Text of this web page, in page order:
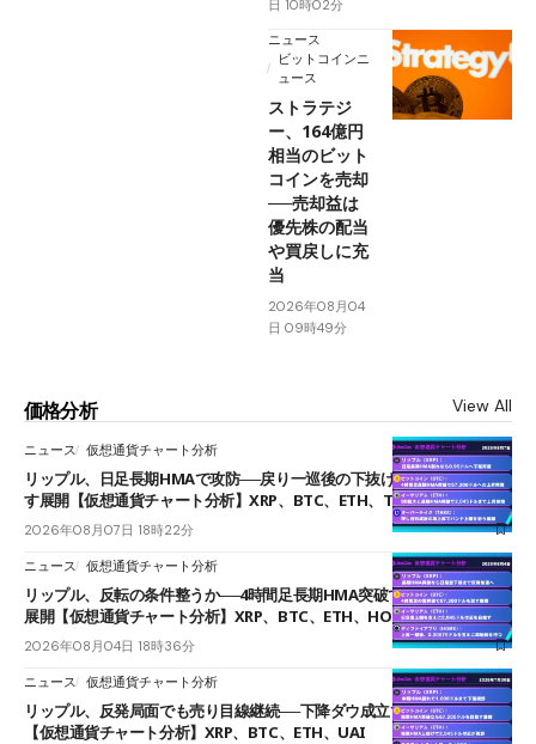
日 10時02分
ニュース
ビットコインニ
ュース
ストラテジ
ー、164億円
相当のビット
コインを売却
──売却益は
優先株の配当
や買戻しに充
当
2026年08月04
日 09時49分
価格分析 View All
ニュース 仮想通貨チャート分析
リップル、日足長期HMAで攻防──戻り一巡後の下抜けで0.95ドルを試
す展開【仮想通貨チャート分析】XRP、BTC、ETH、TAKE
2026年08月07日 18時22分
ニュース 仮想通貨チャート分析
リップル、反転の条件整うか──4時間足長期HMA突破で雲下端を目指す
展開【仮想通貨チャート分析】XRP、BTC、ETH、HOME
2026年08月04日 18時36分
ニュース 仮想通貨チャート分析
リップル、反発局面でも売り目線継続──下降ダウ成立で下値追う展開
【仮想通貨チャート分析】XRP、BTC、ETH、UAI